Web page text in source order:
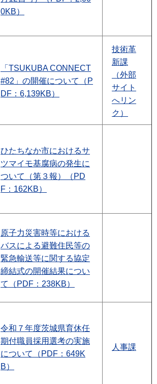
0KB）
「TSUKUBA CONNECT
#82」の開催について（P
DF：6,139KB）
技術革
新課
（外部
サイト
へリン
ク）
ひたちなか市におけるサ
ツマイモ基腐病の発生に
ついて（第３報）（PD
F：162KB）
原子力災害時等における
バスによる避難住民等の
緊急輸送等に関する協定
締結式の開催結果につい
て（PDF：238KB）
令和７年度茨城県育休任
期付職員採用選考の実施
について（PDF：649K
B）
人事課